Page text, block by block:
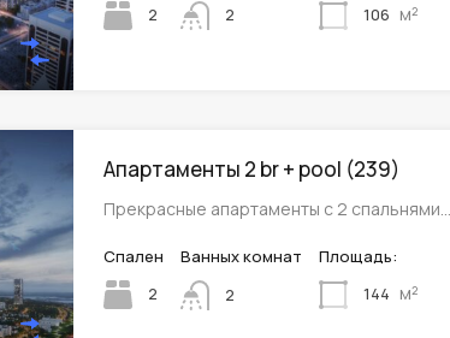
2
2
106 м²
Апартаменты 2 br + pool (239)
Прекрасные апартаменты с 2 спальнями…
Спален
2
Ванных комнат
2
Площадь:
144 м²